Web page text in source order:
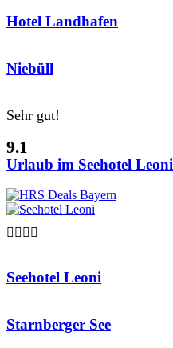
Hotel Landhafen
Niebüll
Sehr gut!
9.1
Urlaub im Seehotel Leoni

Seehotel Leoni
Starnberger See